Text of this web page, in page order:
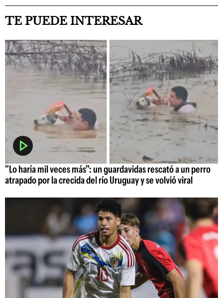
TE PUEDE INTERESAR
"Lo haría mil veces más": un guardavidas rescató a un perro
atrapado por la crecida del río Uruguay y se volvió viral